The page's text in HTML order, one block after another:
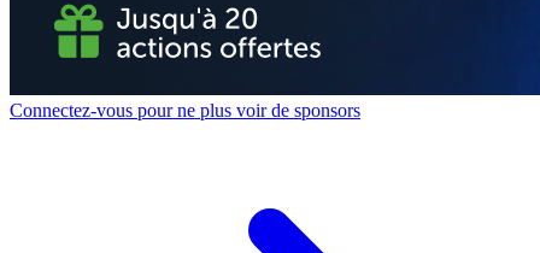
Connectez-vous pour ne plus voir de sponsors